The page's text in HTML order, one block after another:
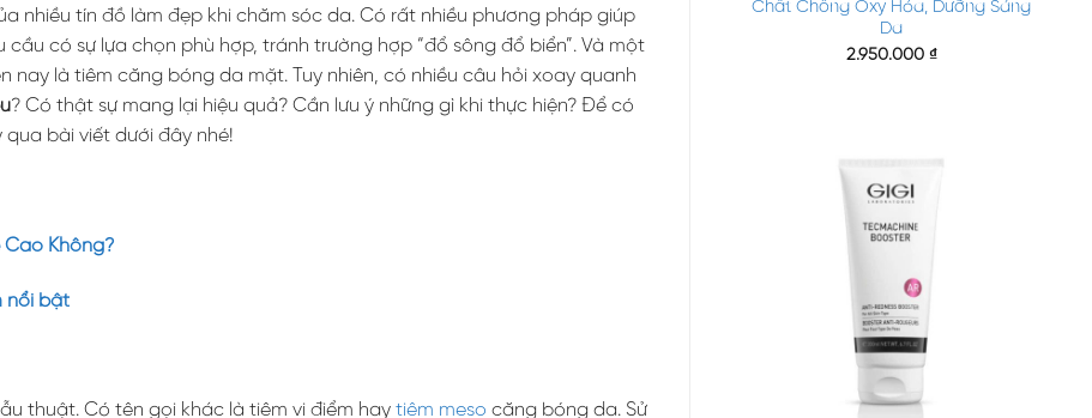
nhiều tín đồ làm đẹp khi chăm sóc da. Có rất nhiều phương pháp giúp
có sự lựa chọn phù hợp, tránh trường hợp “đổ sông đổ biển”. Và một
là tiêm căng bóng da mặt. Tuy nhiên, có nhiều câu hỏi xoay quanh
? Có thật sự mang lại hiệu quả? Cần lưu ý những gì khi thực hiện? Để có
qua bài viết dưới đây nhé!
Không?
nổi bật
thuật. Có tên gọi khác là tiêm vi điểm hay tiêm meso căng bóng da. Sử
Chất Chống Oxy Hóa, Dưỡng Sáng
Da
2.950.000 ₫